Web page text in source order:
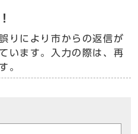
りにより市からの返信が
います。入力の際は、再
。